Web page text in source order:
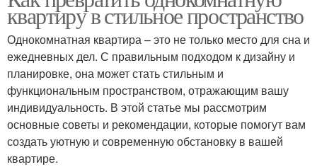
квартиру в стильное пространство
Однокомнатная квартира – это не только место для сна и
ежедневных дел. С правильным подходом к дизайну и
планировке, она может стать стильным и
функциональным пространством, отражающим вашу
индивидуальность. В этой статье мы рассмотрим
основные советы и рекомендации, которые помогут вам
создать уютную и современную обстановку в вашей
квартире.